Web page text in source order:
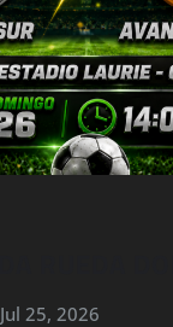
Jul 25, 2026